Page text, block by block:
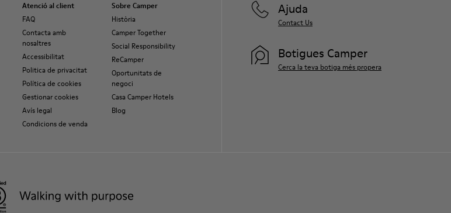
Atenció al client
FAQ
Contacta amb
nosaltres
Accessibilitat
Politica de privacitat
Política de cookies
Gestionar cookies
Avís legal
Condicions de venda
Sobre Camper
Història
Camper Together
Social Responsibility
ReCamper
Oportunitats de
negoci
Casa Camper Hotels
Blog
Ajuda
Contact Us
Botigues Camper
Cerca la teva botiga més propera